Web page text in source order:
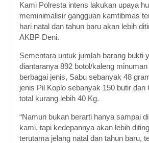
Kami Polresta intens lakukan upaya
meminimalisir gangguan kamtibmas
hari natal dan tahun baru akan lebih
AKBP Deni.
Sementara untuk jumlah barang bukti
diantaranya 892 botol/kaleng
berbagai jenis, Sabu sebanyak 48
jenis Pil Koplo sebanyak 150 butir dan
total kurang lebih 40 Kg.
“Namun bukan berarti hanya sampai
kami, tapi kedepannya akan lebih
terutama jelang natal dan tahun baru,